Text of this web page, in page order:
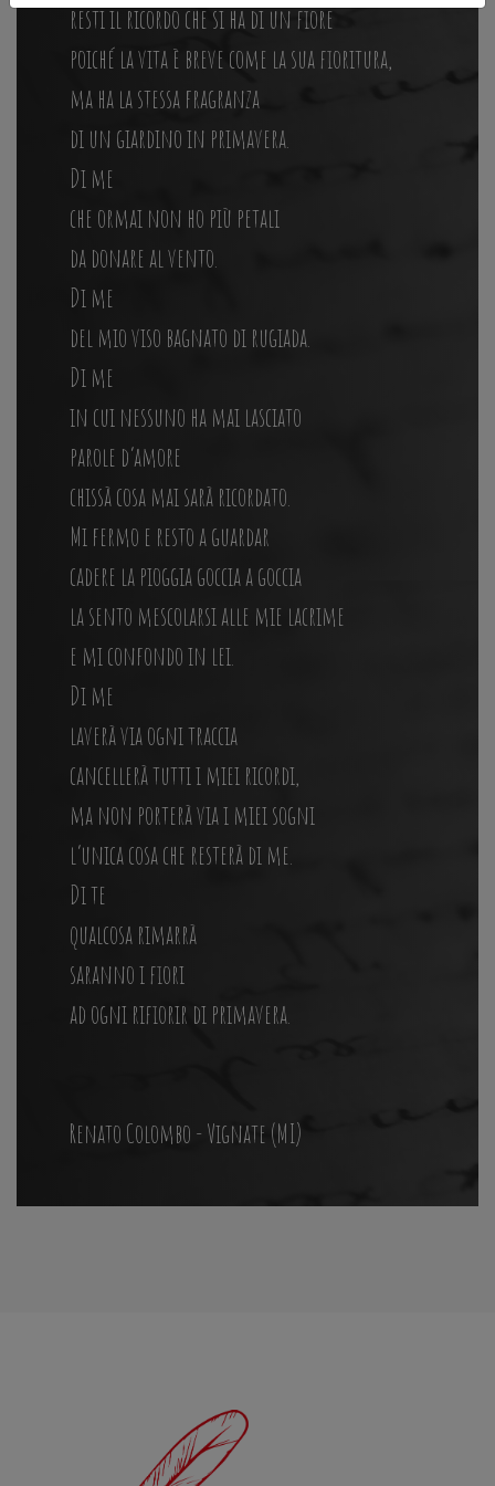
resti il ricordo che si ha di un fiore
poiché la vita è breve come la sua fioritura,
ma ha la stessa fragranza
di un giardino in primavera.
Di me
che ormai non ho più petali
da donare al vento.
Di me
del mio viso bagnato di rugiada.
Di me
in cui nessuno ha mai lasciato
parole d’amore
chissà cosa mai sarà ricordato.
Mi fermo e resto a guardar
cadere la pioggia goccia a goccia
la sento mescolarsi alle mie lacrime
e mi confondo in lei.
Di me
laverà via ogni traccia
cancellerà tutti i miei ricordi,
ma non porterà via i miei sogni
l’unica cosa che resterà di me.
Di te
qualcosa rimarrà
saranno i fiori
ad ogni rifiorir di primavera.
Renato Colombo - Vignate (MI)